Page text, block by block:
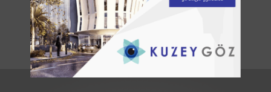
მნიშვნელოვანია.